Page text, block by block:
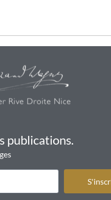
publications.